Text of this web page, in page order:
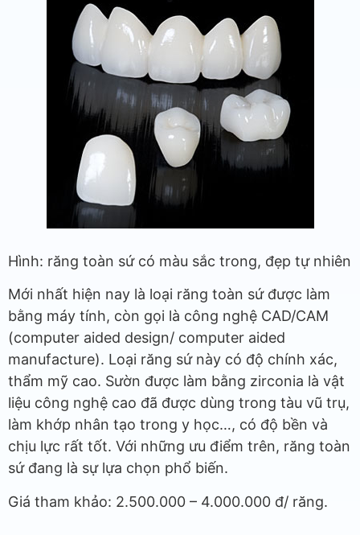
Hình: răng toàn sứ có màu sắc trong, đẹp tự nhiên
Mới nhất hiện nay là loại răng toàn sứ được làm
bằng máy tính, còn gọi là công nghệ CAD/CAM
(computer aided design/ computer aided
manufacture). Loại răng sứ này có độ chính xác,
thẩm mỹ cao. Sườn được làm bằng zirconia là vật
liệu công nghệ cao đã được dùng trong tàu vũ trụ,
làm khớp nhân tạo trong y học…, có độ bền và
chịu lực rất tốt. Với những ưu điểm trên, răng toàn
sứ đang là sự lựa chọn phổ biến.
Giá tham khảo: 2.500.000 – 4.000.000 đ/ răng.